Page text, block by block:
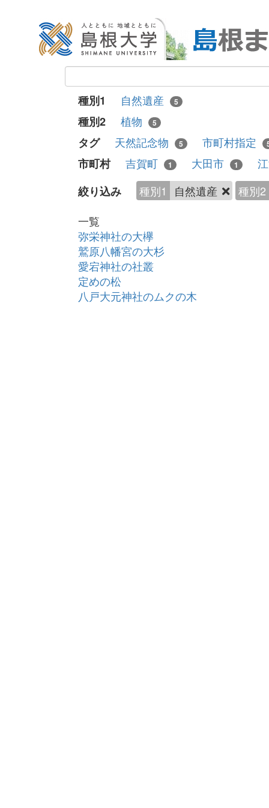
種別1 自然遺産 5
種別2 植物 5
タグ 天然記念物 5 市町村指定
市町村 吉賀町 1 大田市 1
絞り込み
種別1 自然遺産
種別2
一覧
弥栄神社の大欅
鷲原八幡宮の大杉
愛宕神社の社叢
定めの松
八戸大元神社のムクの木